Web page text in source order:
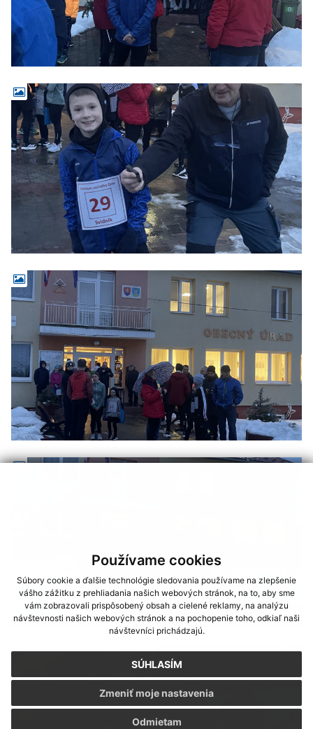
Používame cookies
Súbory cookie a ďalšie technológie sledovania používame na zlepšenie
vášho zážitku z prehliadania našich webových stránok, na to, aby sme
vám zobrazovali prispôsobený obsah a cielené reklamy, na analýzu
návštevnosti našich webových stránok a na pochopenie toho, odkiaľ naši
návštevníci prichádzajú.
SÚHLASÍM
Odmietam
Zmeniť moje nastavenia